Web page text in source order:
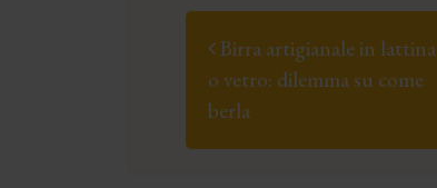
Birra artigianale in lattina
o vetro: dilemma su come
berla